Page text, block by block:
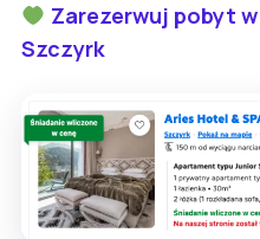
Zarezerwuj pobyt
Szczyrk